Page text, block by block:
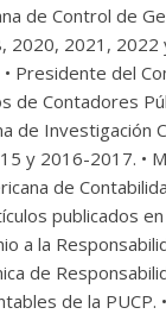
de Control de
2020, 2021,
Presidente del
de Contadores
de Investigación
y 2016-2017. •
de
publicados
a la
de
de la PUCP.